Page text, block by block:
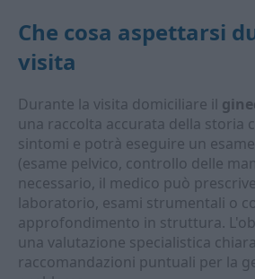
Che cosa aspettarsi
visita
Durante la visita domiciliare il
una raccolta accurata della storia
sintomi e potrà eseguire un
(esame pelvico, controllo delle
necessario, il medico può
laboratorio, esami strumentali o
approfondimento in struttura.
una valutazione specialistica
raccomandazioni puntuali per la